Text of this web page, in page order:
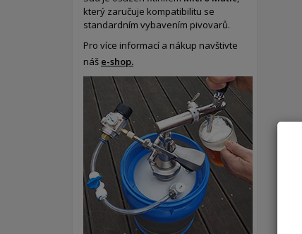
který zaručuje kompatibilitu se
standardním vybavením pivovarů.
Pro více informací a nákup navštivte
náš e-shop.